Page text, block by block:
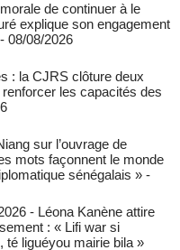
de continuer à le
explique son engagement
- 08/08/2026
: la CJRS clôture deux
les capacités des
sur l’ouvrage de
mots façonnent le monde
sénégalais » -
- Léona Kanène attire
: « Lifi war si
liguéyou mairie bila »